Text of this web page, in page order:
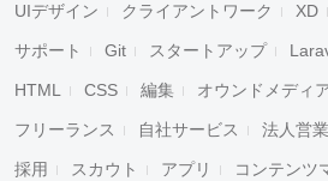
UIデザイン クライアントワーク XD
サポート Git スタートアップ
HTML CSS 編集 オウンドメディ
フリーランス 自社サービス 法人営業
採用 スカウト アプリ コンテンツ